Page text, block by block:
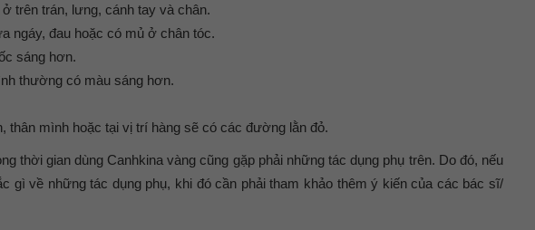
trên trán, lưng, cánh tay và chân.
ngáy, đau hoặc có mủ ở chân tóc.
sáng hơn.
thường có màu sáng hơn.
thân mình hoặc tại vị trí hàng sẽ có các đường lằn đỏ.
thời gian dùng Canhkina vàng cũng gặp phải những tác dụng phụ trên. Do đó, nếu
gì về những tác dụng phụ, khi đó cần phải tham khảo thêm ý kiến của các bác sĩ/